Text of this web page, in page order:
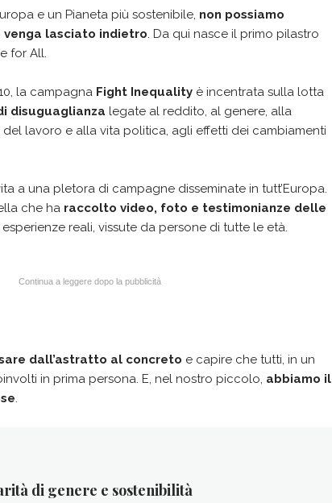
e un Pianeta più sostenibile, non possiamo
lasciato indietro. Da qui nasce il primo pilastro
for All.
la campagna Fight Inequality è incentrata sulla lotta
disuguaglianza legate al reddito, al genere, alla
lavoro e alla vita politica, agli effetti dei cambiamenti
a una pletora di campagne disseminate in tutt’Europa.
che ha raccolto video, foto e testimonianze delle
esperienze reali, vissute da persone di tutte le età.
Continua a leggere dopo la pubblicità
dall’astratto al concreto e capire che tutti, in un
in prima persona. E, nel nostro piccolo, abbiamo il
.
di genere e sostenibilità